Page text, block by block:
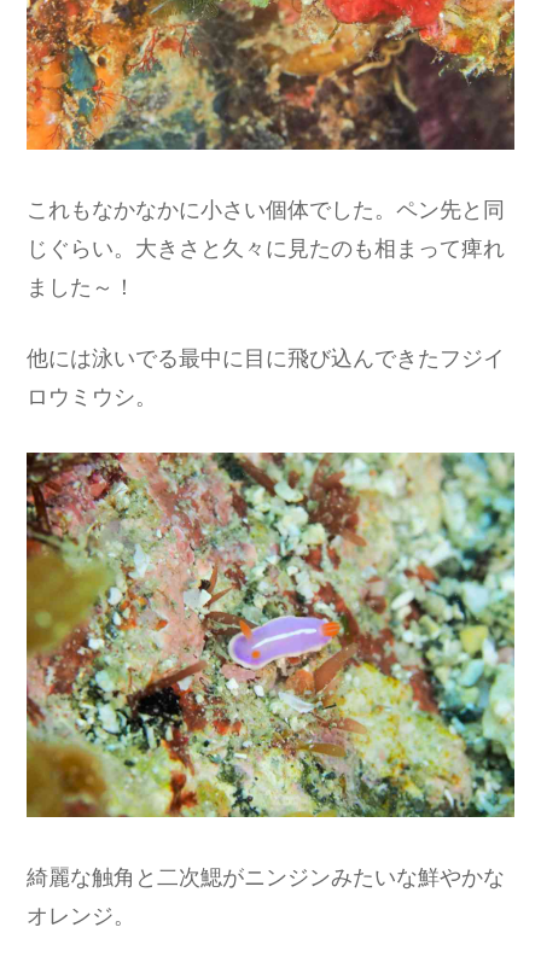
これもなかなかに小さい個体でした。ペン先と同
じぐらい。大きさと久々に見たのも相まって痺れ
ました～！
他には泳いでる最中に目に飛び込んできたフジイ
ロウミウシ。
綺麗な触角と二次鰓がニンジンみたいな鮮やかな
オレンジ。